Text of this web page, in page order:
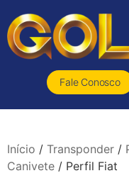
Fale Conosco
Início / Transponder /
Canivete / Perfil Fiat